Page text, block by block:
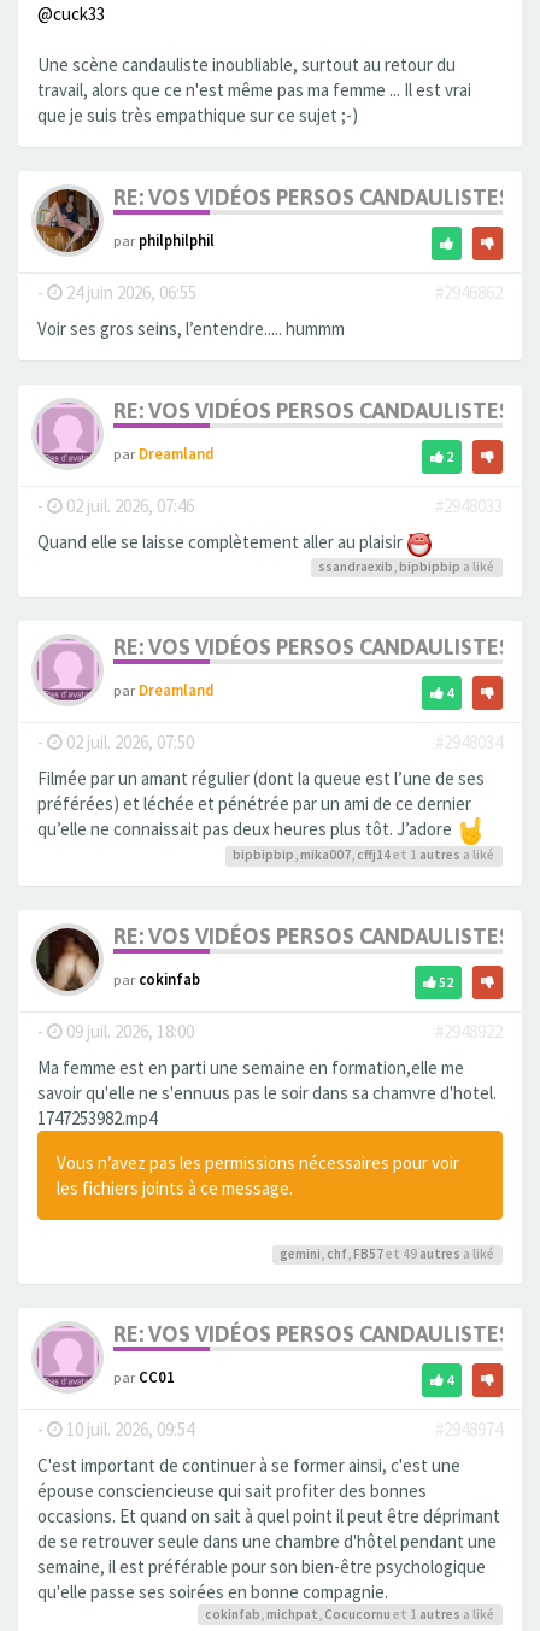
@cuck33
Une scène candauliste inoubliable, surtout au retour du
travail, alors que ce n'est même pas ma femme ... Il est vrai
que je suis très empathique sur ce sujet ;-)
RE: VOS VIDÉOS PERSOS CANDAULISTES
parphilphilphil
- 24 juin 2026, 06:55
#2946862
Voir ses gros seins, l’entendre..... hummm
RE: VOS VIDÉOS PERSOS CANDAULISTES
parDreamland 2
- 02 juil. 2026, 07:46
#2948033
Quand elle se laisse complètement aller au plaisir
ssandraexib, bipbipbip a liké
RE: VOS VIDÉOS PERSOS CANDAULISTES
parDreamland 4
- 02 juil. 2026, 07:50
#2948034
Filmée par un amant régulier (dont la queue est l’une de ses
préférées) et léchée et pénétrée par un ami de ce dernier
qu’elle ne connaissait pas deux heures plus tôt. J’adore
bipbipbip, mika007, cffj14et 1 autres a liké
RE: VOS VIDÉOS PERSOS CANDAULISTES
parcokinfab 52
- 09 juil. 2026, 18:00
#2948922
Ma femme est en parti une semaine en formation,elle me
savoir qu'elle ne s'ennuus pas le soir dans sa chamvre d'hotel.
1747253982.mp4
Vous n’avez pas les permissions nécessaires pour voir
les fichiers joints à ce message.
gemini, chf, FB57et 49 autres a liké
RE: VOS VIDÉOS PERSOS CANDAULISTES
parCC01 4
- 10 juil. 2026, 09:54
#2948974
C'est important de continuer à se former ainsi, c'est une
épouse consciencieuse qui sait profiter des bonnes
occasions. Et quand on sait à quel point il peut être déprimant
de se retrouver seule dans une chambre d'hôtel pendant une
semaine, il est préférable pour son bien-être psychologique
qu'elle passe ses soirées en bonne compagnie.
cokinfab michpat Cocucornu et 1 autres a liké